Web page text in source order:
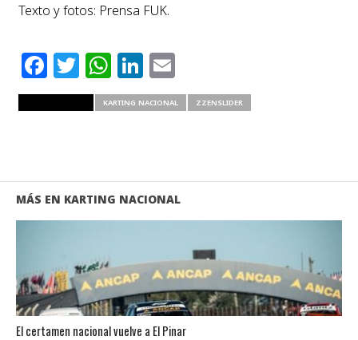
Texto y fotos: Prensa FUK.
Facebook
Twitter
WhatsApp
LinkedIn
Email
KARTING NACIONAL ZZENSLIDER
MÁS EN KARTING NACIONAL
El certamen nacional vuelve a El Pinar